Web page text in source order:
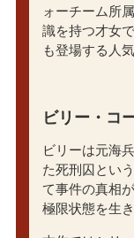
ォーチーム所
識を持つ才女
も登場する人
ビリー・コ
ビリーは元海
た死刑囚とい
て事件の真相
極限状態を生